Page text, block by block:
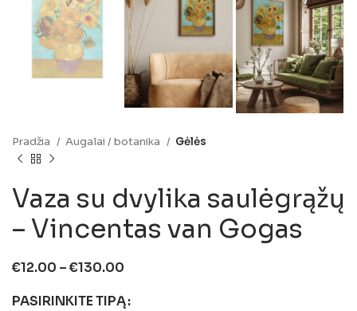
Pradžia Augalai / botanika Gėlės
Vaza su dvylika saulėgrąžų
– Vincentas van Gogas
€12.00 –€130.00
PASIRINKITE TIPĄ